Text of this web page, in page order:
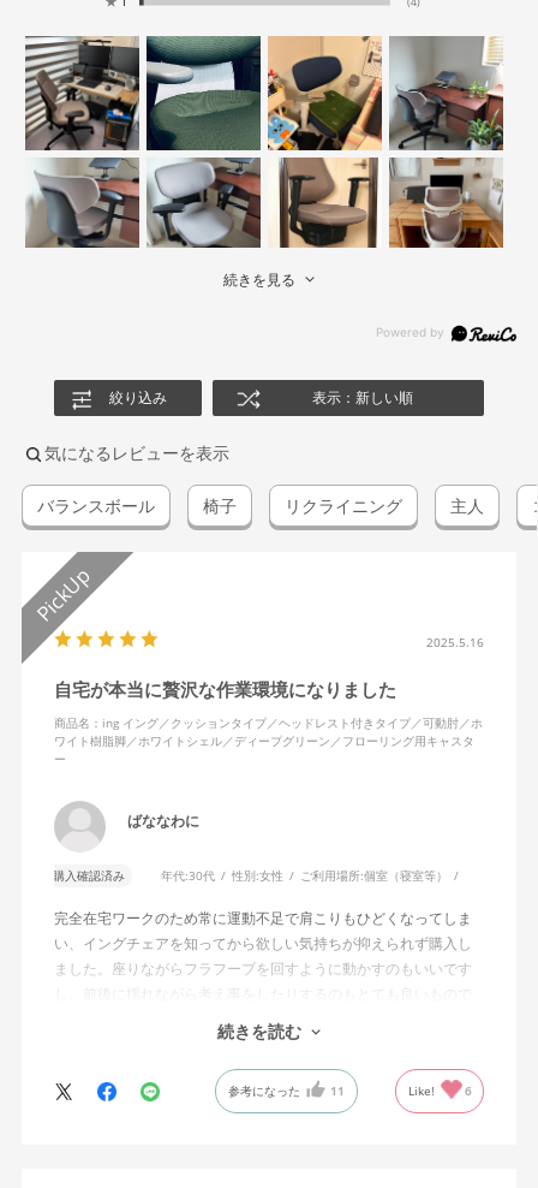
続きを見る
絞り込み 表示：新しい順
気になるレビューを表示
バランスボール 椅子 リクライニング 主人
2025.5.16
自宅が本当に贅沢な作業環境になりました
商品名：ing イング／クッションタイプ／ヘッドレスト付きタイプ／可動肘／ホ
ワイト樹脂脚／ホワイトシェル／ディープグリーン／フローリング用キャスタ
ー
ばななわに
購入確認済み 年代:30代 性別:女性 ご利用場所:個室（寝室等）
完全在宅ワークのため常に運動不足で肩こりもひどくなってしま
い、イングチェアを知ってから欲しい気持ちが抑えられず購入し
ました。座りながらフラフープを回すように動かすのもいいです
し、前後に揺れながら考え事をしたりするのもとても良いもので
す。カチャカチャ音が鳴るわけではないのですが、オフィスで揺
れてばっかだと怒られそうですが、自宅なら何も気にせずに使え
特に前後に揺らす時にヘッドレストありで購入して良かったと思
えます。揺れを止める機能もちゃんとあります。
続きを読む
参考になった 11 Like! 6